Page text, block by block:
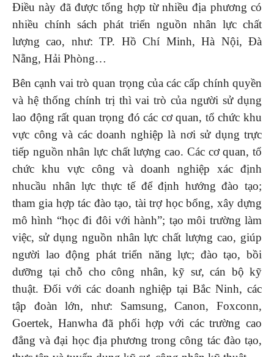
Điều này đã được tổng hợp từ nhiều địa phương có
nhiều chính sách phát triển nguồn nhân lực chất
lượng cao, như: TP. Hồ Chí Minh, Hà Nội, Đà
Nẵng, Hải Phòng…
Bên cạnh vai trò quan trọng của các cấp chính quyền
và hệ thống chính trị thì vai trò của người sử dụng
lao động rất quan trọng đó các cơ quan, tổ chức khu
vực công và các doanh nghiệp là nơi sử dụng trực
tiếp nguồn nhân lực chất lượng cao. Các cơ quan, tổ
chức khu vực công và doanh nghiệp xác định
nhucầu nhân lực thực tế để định hướng đào tạo;
tham gia hợp tác đào tạo, tài trợ học bổng, xây dựng
mô hình “học đi đôi với hành”; tạo môi trường làm
việc, sử dụng nguồn nhân lực chất lượng cao, giúp
người lao động phát triển năng lực; đào tạo, bồi
dưỡng tại chỗ cho công nhân, kỹ sư, cán bộ kỹ
thuật. Đối với các doanh nghiệp tại Bắc Ninh, các
tập đoàn lớn, như: Samsung, Canon, Foxconn,
Goertek, Hanwha đã phối hợp với các trường cao
đẳng và đại học địa phương trong công tác đào tạo,